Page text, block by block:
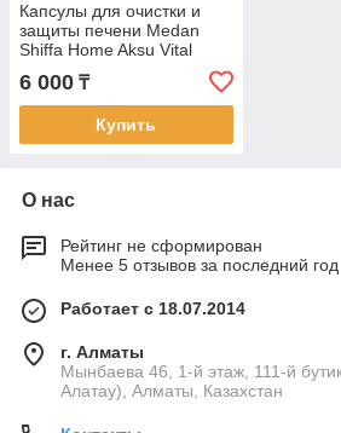
Капсулы для очистки и
защиты печени Medan
Shiffa Home Aksu Vital
(Турция)
6 000 ₸
Купить
О нас
Рейтинг не сформирован
Менее 5 отзывов за последний год
Работает с 18.07.2014
г. Алматы
Мынбаева 46, 1-й этаж, 111-й
Алатау), Алматы, Казахстан